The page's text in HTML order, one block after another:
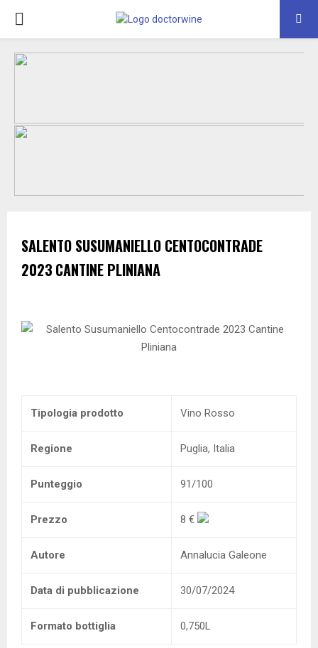
PRIMARY
MENU
SALENTO SUSUMANIELLO CENTOCONTRADE
2023 CANTINE PLINIANA
Tipologia prodotto Vino Rosso
Regione Puglia, Italia
Punteggio 91/100
Prezzo 8 €
Autore Annalucia Galeone
Data di pubblicazione 30/07/2024
Formato bottiglia 0,750L